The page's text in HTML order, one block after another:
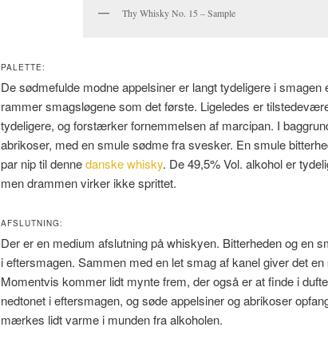
Thy Whisky No. 15 – Sample
PALETTE:
De sødmefulde modne appelsiner er langt tydeligere i smagen
rammer smagsløgene som det første. Ligeledes er
tydeligere, og forstærker fornemmelsen af marcipan. I
abrikoser, med en smule sødme fra svesker. En smule
par nip til dennedanske whisky. De 49,5% Vol. alkohol er
men drammen virker ikke sprittet.
AFSLUTNING:
Der er en medium afslutning på whiskyen. Bitterheden og en
i eftersmagen. Sammen med en let smag af kanel giver det
Momentvis kommer lidt mynte frem, der også er at finde i
nedtonet i eftersmagen, og søde appelsiner og abrikoser
mærkes lidt varme i munden fra alkoholen.